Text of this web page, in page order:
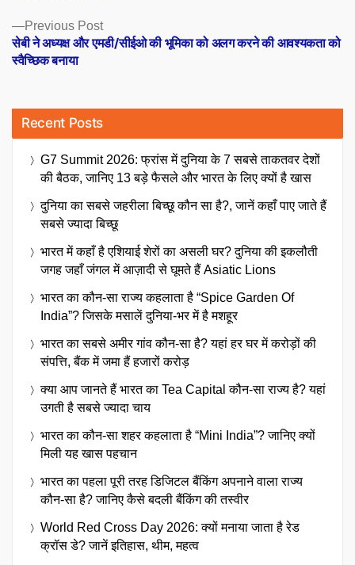
Previous PostPrevious
post:
सेबी ने अध्यक्ष और एमडी/सीईओ की भूमिका को अलग करने की आवश्यकता को
स्वैच्छिक बनाया
Recent Posts
G7 Summit 2026: फ्रांस में दुनिया के 7 सबसे ताकतवर देशों
की बैठक, जानिए 13 बड़े फैसले और भारत के लिए क्यों है खास
दुनिया का सबसे जहरीला बिच्छू कौन सा है?, जानें कहाँ पाए जाते हैं
सबसे ज्यादा बिच्छू
भारत में कहाँ है एशियाई शेरों का असली घर? दुनिया की इकलौती
जगह जहाँ जंगल में आज़ादी से घूमते हैं Asiatic Lions
भारत का कौन-सा राज्य कहलाता है “Spice Garden Of
India”? जिसके मसालें दुनिया-भर में है मशहूर
भारत का सबसे अमीर गांव कौन-सा है? यहां हर घर में करोड़ों की
संपत्ति, बैंक में जमा हैं हजारों करोड़
क्या आप जानते हैं भारत का Tea Capital कौन-सा राज्य है? यहां
उगती है सबसे ज्यादा चाय
भारत का कौन-सा शहर कहलाता है “Mini India”? जानिए क्यों
मिली यह खास पहचान
भारत का पहला पूरी तरह डिजिटल बैंकिंग अपनाने वाला राज्य
कौन-सा है? जानिए कैसे बदली बैंकिंग की तस्वीर
World Red Cross Day 2026: क्यों मनाया जाता है रेड
क्रॉस डे? जानें इतिहास, थीम, महत्व